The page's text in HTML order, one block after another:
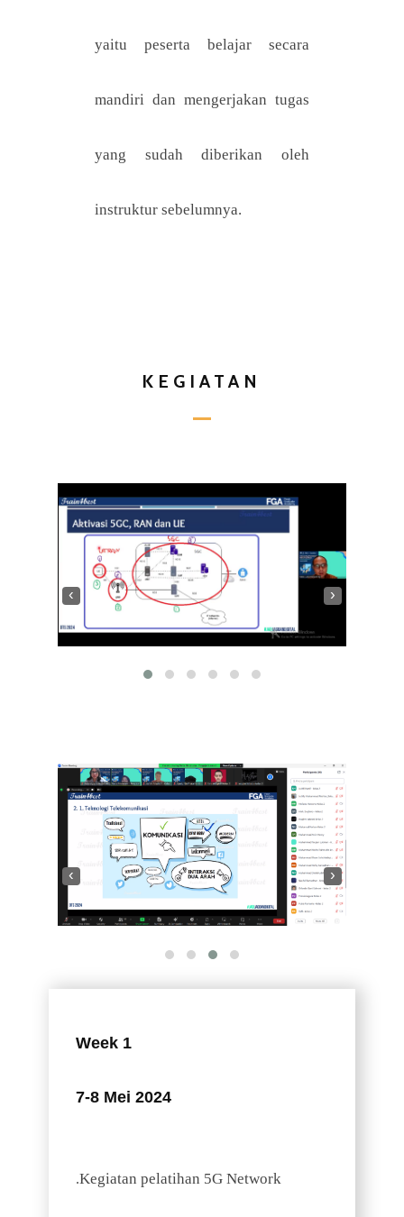
yaitu peserta belajar secara
mandiri dan mengerjakan tugas
yang sudah diberikan oleh
instruktur sebelumnya.
KEGIATAN
‹ ›
‹ ›
Week 1
7-8 Mei 2024
.Kegiatan pelatihan 5G Network